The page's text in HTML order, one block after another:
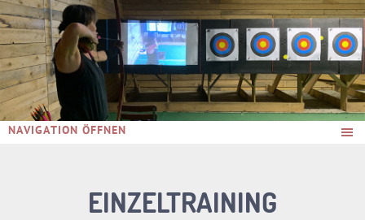
NAVIGATION ÖFFNEN
EINZELTRAINING